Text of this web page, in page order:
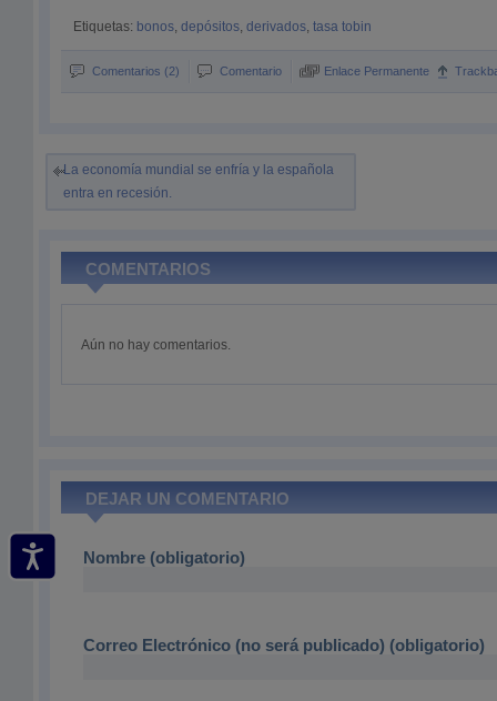
Etiquetas: bonos, depósitos, derivados, tasa tobin
Comentarios (2) Comentario Enlace Permanente
La economía mundial se enfría y la española
entra en recesión.
COMENTARIOS
Aún no hay comentarios.
DEJAR UN COMENTARIO
Nombre (obligatorio)
Correo Electrónico (no será publicado) (obligatorio)